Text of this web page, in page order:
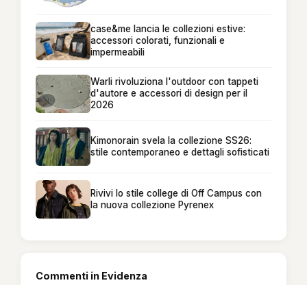
case&me lancia le collezioni estive:
accessori colorati, funzionali e
impermeabili
Warli rivoluziona l'outdoor con tappeti
d'autore e accessori di design per il
2026
Kimonorain svela la collezione SS26:
stile contemporaneo e dettagli sofisticati
Rivivi lo stile college di Off Campus con
la nuova collezione Pyrenex
Commenti in Evidenza